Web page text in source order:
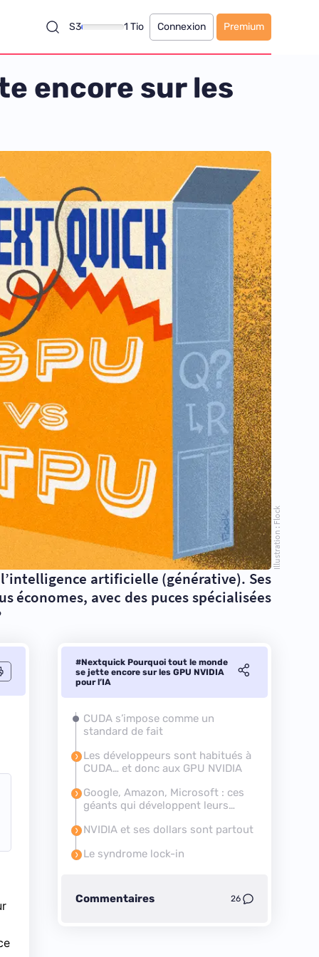
S3 1 Tio Connexion Premium
encore sur les
Illustration : Flock
artificielle (générative). Ses
avec des puces spécialisées
#Nextquick Pourquoi tout le monde
se jette encore sur les GPU NVIDIA
pour l’IA
CUDA s’impose comme un
standard de fait
Les développeurs sont habitués à
CUDA… et donc aux GPU NVIDIA
Google, Amazon, Microsoft : ces
géants qui développent leurs
NVIDIA et ses dollars sont partout
Le syndrome lock-in
Commentaires 26